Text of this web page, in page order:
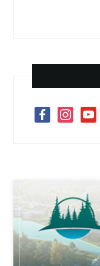
facebookinstagram